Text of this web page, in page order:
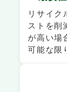
リサイク
ストを削
が高い場
可能な限